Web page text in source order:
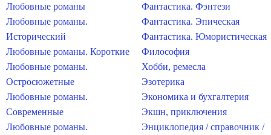
Любовные романы
Любовные романы.
Исторический
Любовные романы. Короткие
Любовные романы.
Остросюжетные
Любовные романы.
Современные
Любовные романы.
Фантастика. Фэнтези
Фантастика. Эпическая
Фантастика. Юмористическая
Философия
Хобби, ремесла
Эзотерика
Экономика и бухгалтерия
Экшн, приключения
Энциклопедия / справочник /